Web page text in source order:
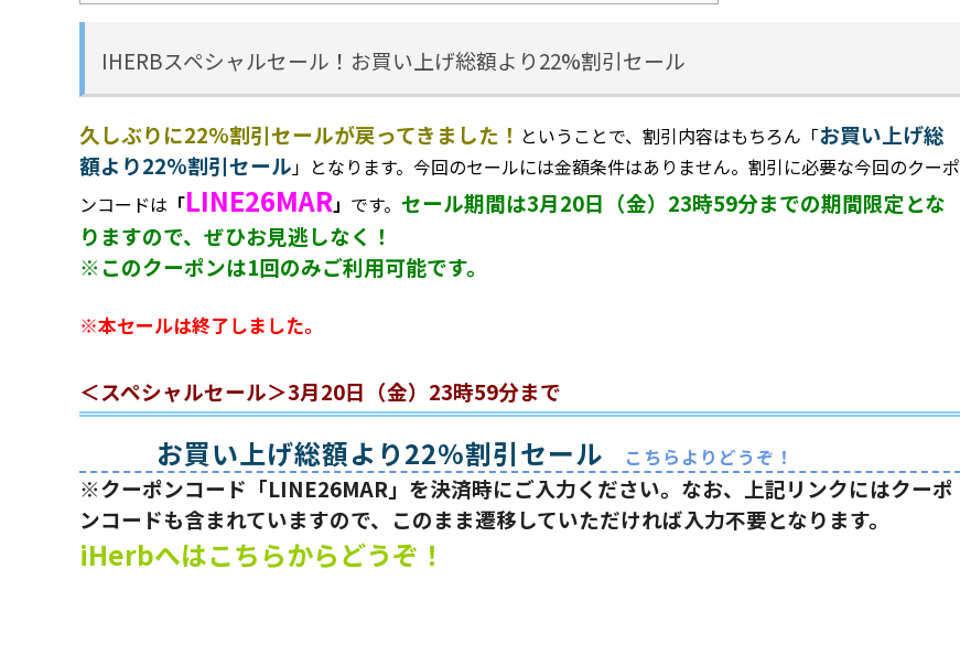
IHERBスペシャルセール！お買い上げ総額より22%割引セール
久しぶりに22%割引セールが戻ってきました！ ということで、割引内容はもちろん 「お買い上げ総
額より22%割引セール」となります。今回のセールには金額条件はありません。割引に必要な今回のクーポ
ンコードは 「LINE26MAR」 です。 セール期間は3月20日（金）23時59分までの期間限定とな
りますので、ぜひお見逃しなく！
※このクーポンは1回のみご利用可能です。
※本セールは終了しました。
＜スペシャルセール＞3月20日（金）23時59分まで
お買い上げ総額より22%割引セール こちらよりどうぞ！
※クーポンコード「LINE26MAR」を決済時にご入力ください。なお、上記リンクにはクーポ
ンコードも含まれていますので、このまま遷移していただければ入力不要となります。
iHerbへはこちらからどうぞ！